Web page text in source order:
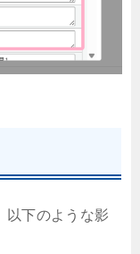
以下のような影